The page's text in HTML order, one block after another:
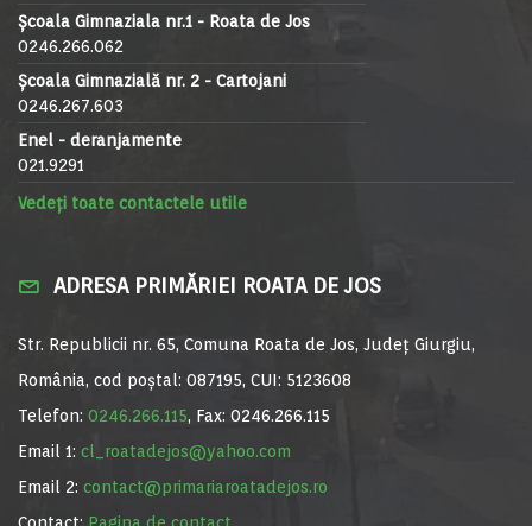
Școala Gimnaziala nr.1 - Roata de Jos
0246.266.062
Școala Gimnazială nr. 2 - Cartojani
0246.267.603
Enel - deranjamente
021.9291
Vedeți toate contactele utile
ADRESA PRIMĂRIEI ROATA DE JOS
Str. Republicii nr. 65, Comuna Roata de Jos, Județ Giurgiu,
România, cod poștal: 087195, CUI: 5123608
Telefon: 0246.266.115, Fax: 0246.266.115
Email 1: cl_roatadejos@yahoo.com
Email 2: contact@primariaroatadejos.ro
Contact: Pagina de contact